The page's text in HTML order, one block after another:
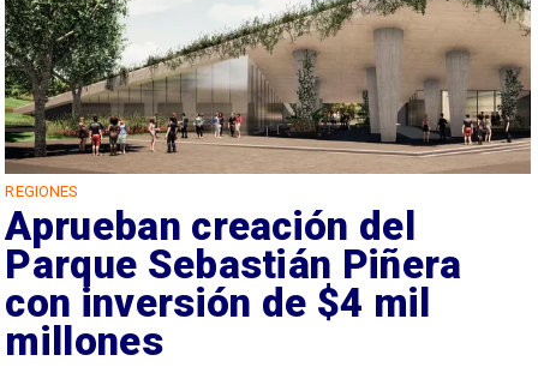
REGIONES
Aprueban creación del
Parque Sebastián Piñera
con inversión de $4 mil
millones